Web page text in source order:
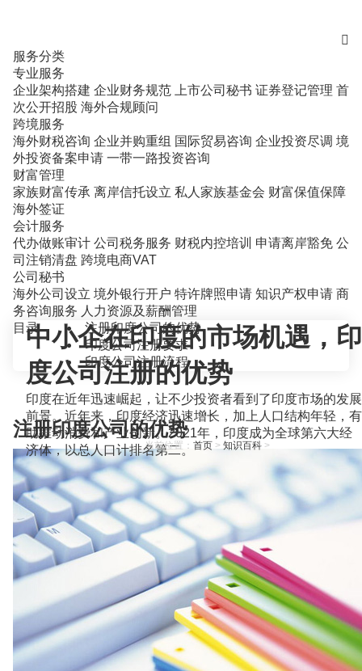

服务分类
专业服务
企业架构搭建 企业财务规范 上市公司秘书 证券登记管理 首
次公开招股 海外合规顾问
跨境服务
海外财税咨询 企业并购重组 国际贸易咨询 企业投资尽调 境
外投资备案申请 一带一路投资咨询
财富管理
家族财富传承 离岸信托设立 私人家族基金会 财富保值保障
海外签证
会计服务
代办做账审计 公司税务服务 财税内控培训 申请离岸豁免 公
司注销清盘 跨境电商VAT
公司秘书
海外公司设立 境外银行开户 特许牌照申请 知识产权申请 商
务咨询服务 人力资源及薪酬管理
当前位置： 首页> 知识百科>
中小企在印度的市场机遇，印
度公司注册的优势
印度在近年迅速崛起，让不少投资者看到了印度市场的发展
前景。近年来，印度经济迅速增长，加上人口结构年轻，有
助推动消费和产业创新。2021年，印度成为全球第六大经
济体，以总人口计排名第二。
目录
注册印度公司的优势
印度公司注册要求
印度公司注册流程
注册印度公司的优势